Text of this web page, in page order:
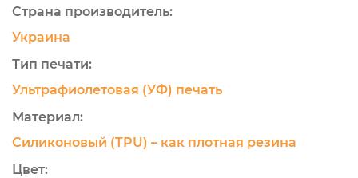
Страна производитель:
Украина
Тип печати:
Ультрафиолетовая (УФ) печать
Материал:
Силиконовый (TPU) – как плотная резина
Цвет: